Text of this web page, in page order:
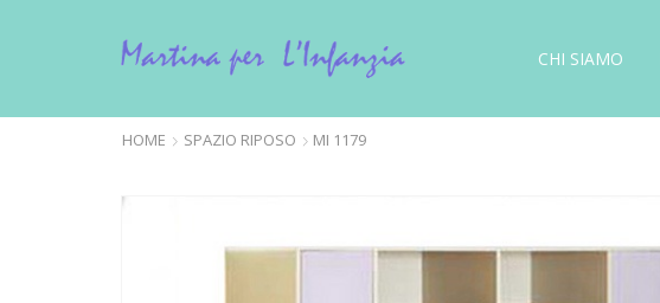
CHI SIAMO
HOME SPAZIO RIPOSO MI 1179